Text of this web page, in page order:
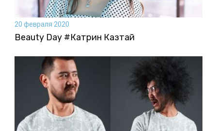
20 февраля 2020
Beauty Day #Катрин Казтай